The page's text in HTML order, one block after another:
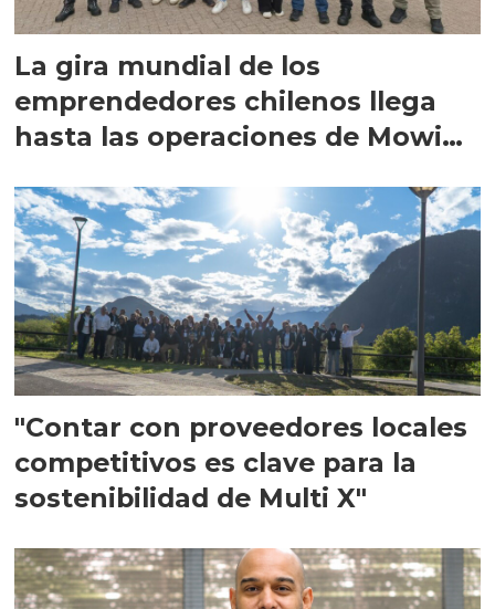
La gira mundial de los
emprendedores chilenos llega
hasta las operaciones de Mowi
"Contar con proveedores locales
competitivos es clave para la
sostenibilidad de Multi X"